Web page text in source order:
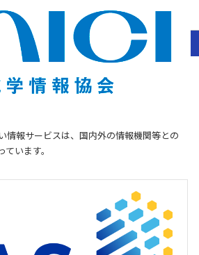
情報サービスは、国内外の情報機関等との
います。